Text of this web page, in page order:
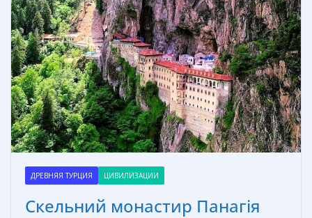
ДРЕВНЯЯ ТУРЦИЯ ЦИВИЛИЗАЦИИ
Скельний монастир Панагія